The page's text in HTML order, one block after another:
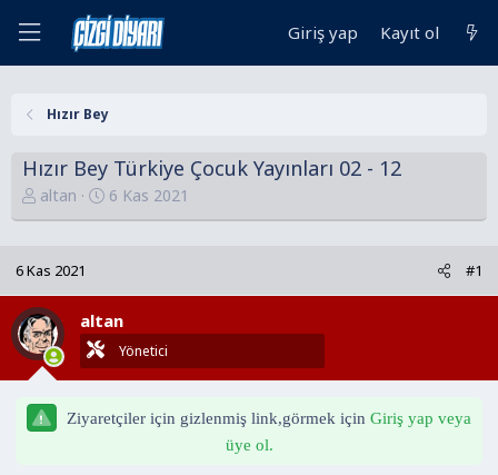
Giriş yap Kayıt ol
Hızır Bey
Hızır Bey Türkiye Çocuk Yayınları 02 - 12
K
o
u
y
u
B
a
l
a
altan
B
a
a
n
g
ı
t
6 Kas 2021
6 Kas 2021 #1
altan
Yönetici
Ziyaretçiler için gizlenmiş link,görmek için Giriş yap veya
üye ol.